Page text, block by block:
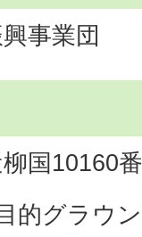
事業団
国10160